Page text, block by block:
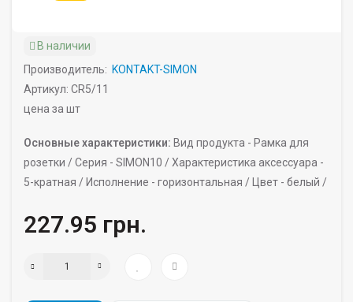
В наличии
Производитель: KONTAKT-SIMON
Артикул: CR5/11
цена за шт
Основные характеристики: Вид продукта - Рамка для
розетки /Серия - SIMON10 /Характеристика аксессуара -
5-кратная / Исполнение - горизонтальная / Цвет - белый /
227.95 грн.